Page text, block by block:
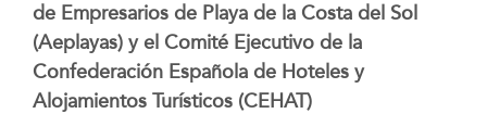
de Empresarios de Playa de la Costa del Sol
(Aeplayas) y el Comité Ejecutivo de la
Confederación Española de Hoteles y
Alojamientos Turísticos (CEHAT)